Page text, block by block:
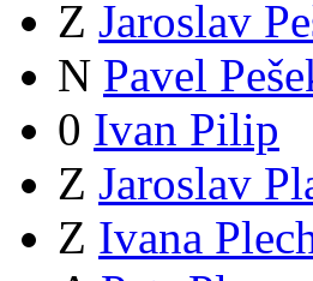
Z Jaroslav
N Pavel
0 Ivan Pilip
Z Jaroslav
Z Ivana